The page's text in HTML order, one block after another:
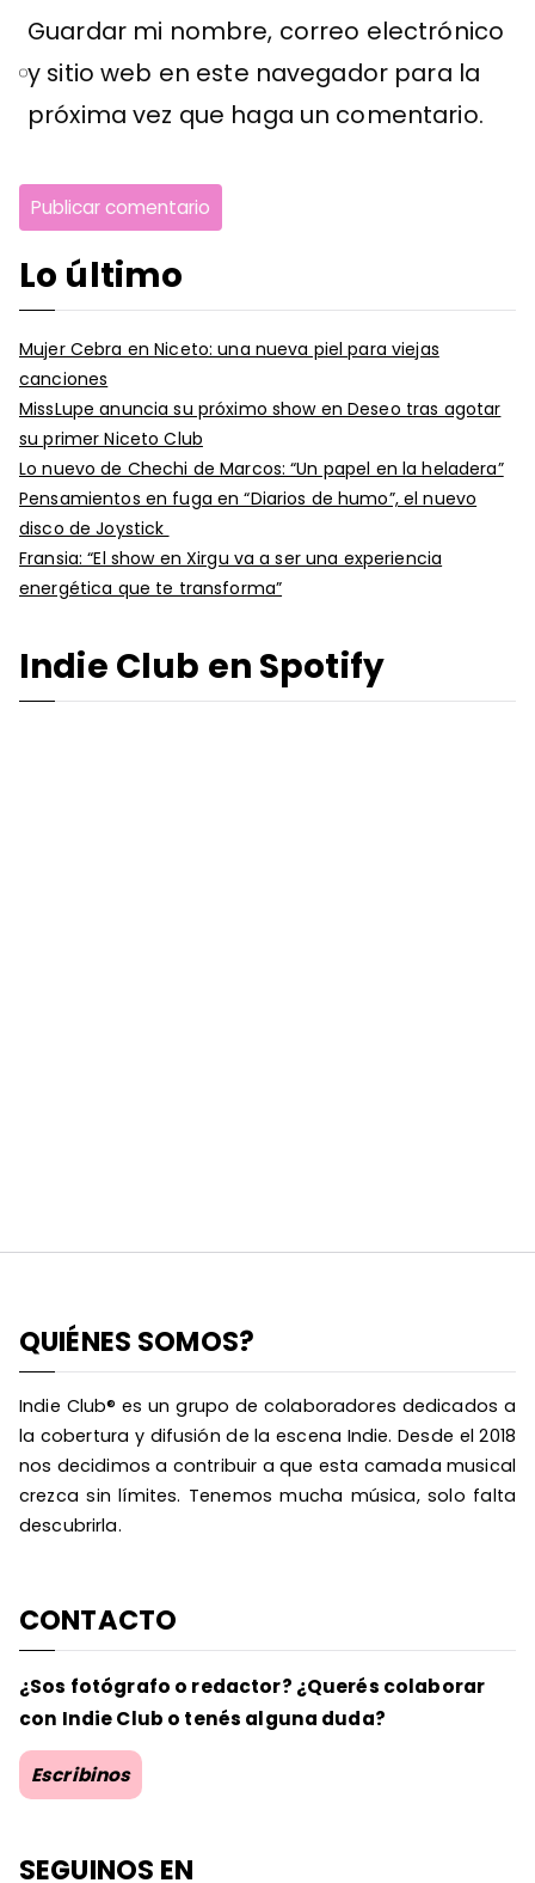
Guardar mi nombre, correo electrónico
y sitio web en este navegador para la
próxima vez que haga un comentario.
Lo último
Mujer Cebra en Niceto: una nueva piel para viejas
canciones
MissLupe anuncia su próximo show en Deseo tras agotar
su primer Niceto Club
Lo nuevo de Chechi de Marcos: “Un papel en la heladera”
Pensamientos en fuga en “Diarios de humo”, el nuevo
disco de Joystick
Fransia: “El show en Xirgu va a ser una experiencia
energética que te transforma”
Indie Club en Spotify
QUIÉNES SOMOS?
Indie Club® es un grupo de colaboradores dedicados a
la cobertura y difusión de la escena Indie. Desde el 2018
nos decidimos a contribuir a que esta camada musical
crezca sin límites. Tenemos mucha música, solo falta
descubrirla.
CONTACTO
¿Sos fotógrafo o redactor? ¿Querés colaborar
con Indie Club o tenés alguna duda?
Escribinos
SEGUINOS EN